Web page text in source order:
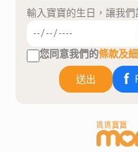
輸入寶寶的生日，讓我們
您同意我們的條款及
送出